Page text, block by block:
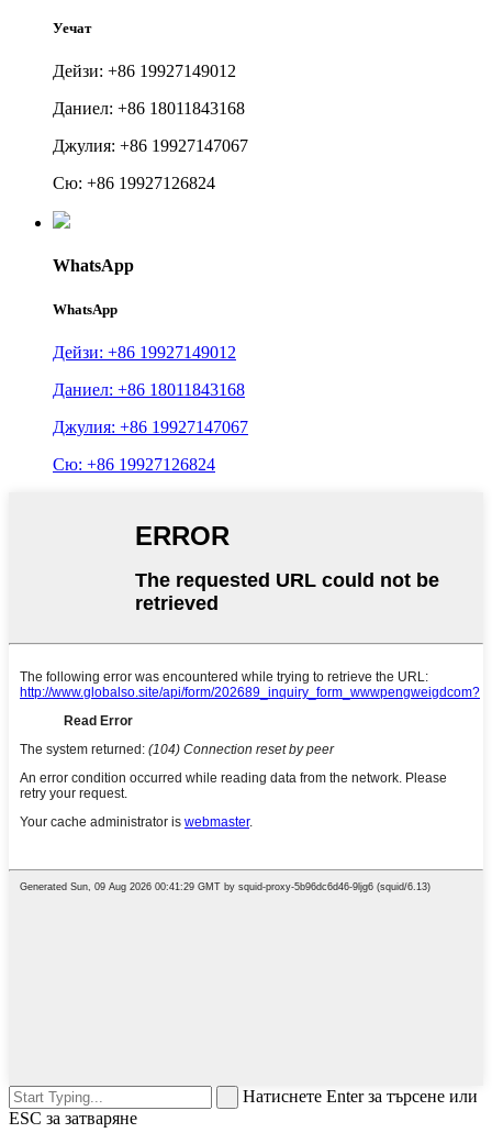
Уечат
Дейзи: +86 19927149012
Даниел: +86 18011843168
Джулия: +86 19927147067
Сю: +86 19927126824
WhatsApp
WhatsApp
Дейзи: +86 19927149012
Даниел: +86 18011843168
Джулия: +86 19927147067
Сю: +86 19927126824
Натиснете Enter за търсене или
ESC за затваряне